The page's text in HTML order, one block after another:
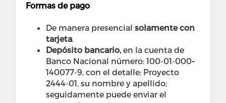
Formas de pago
De manera presencial solamente con
tarjeta.
Depósito bancario,en la cuenta de
Banco Nacional número: 100-01-000-
140077-9, con el detalle: Proyecto
2444-01, su nombre y apellido;
seguidamente puede enviar el